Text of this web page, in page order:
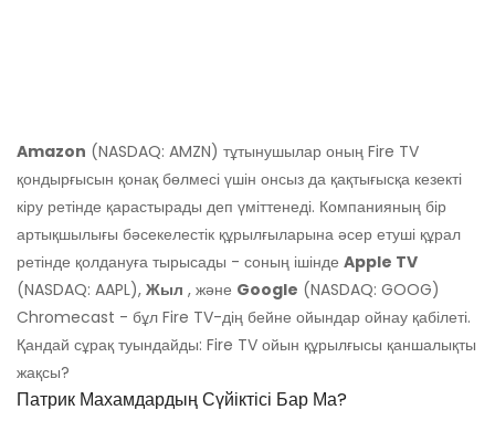
Amazon (NASDAQ: AMZN) тұтынушылар оның Fire TV
қондырғысын қонақ бөлмесі үшін онсыз да қақтығысқа кезекті
кіру ретінде қарастырады деп үміттенеді. Компанияның бір
артықшылығы бәсекелестік құрылғыларына әсер етуші құрал
ретінде қолдануға тырысады - соның ішінде Apple TV
(NASDAQ: AAPL), Жыл , және Google (NASDAQ: GOOG)
Chromecast - бұл Fire TV-дің бейне ойындар ойнау қабілеті.
Қандай сұрақ туындайды: Fire TV ойын құрылғысы қаншалықты
жақсы?
Патрик Махамдардың Сүйіктісі Бар Ма?